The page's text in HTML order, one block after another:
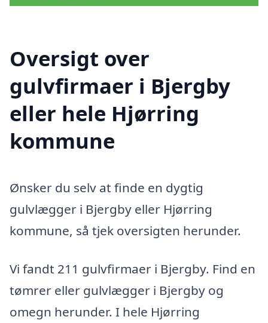
Oversigt over
gulvfirmaer i Bjergby
eller hele Hjørring
kommune
Ønsker du selv at finde en dygtig
gulvlægger i Bjergby eller Hjørring
kommune, så tjek oversigten herunder.
Vi fandt 211 gulvfirmaer i Bjergby. Find en
tømrer eller gulvlægger i Bjergby og
omegn herunder. I hele Hjørring